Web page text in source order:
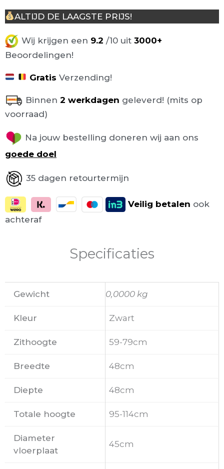
ALTIJD DE LAAGSTE PRIJS!
Wij krijgen een 9.2 /10 uit 3000+
Beoordelingen!
Gratis Verzending!
Binnen 2 werkdagen geleverd! (mits op
voorraad)
Na jouw bestelling doneren wij aan ons
goede doel
35 dagen retourtermijn
Veilig betalen ook
achteraf
Specificaties
Gewicht 0,0000 kg
Kleur Zwart
Zithoogte 59-79cm
Breedte 48cm
Diepte 48cm
Totale hoogte 95-114cm
Diameter
vloerplaat
45cm